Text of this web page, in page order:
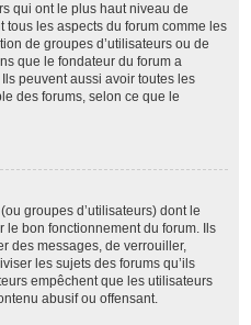
qui ont le plus haut niveau de
tous les aspects du forum comme les
de groupes d’utilisateurs ou de
que le fondateur du forum a
peuvent aussi avoir toutes les
des forums, selon ce que le
groupes d’utilisateurs) dont le
bon fonctionnement du forum. Ils
des messages, de verrouiller,
les sujets des forums qu’ils
empêchent que les utilisateurs
abusif ou offensant.